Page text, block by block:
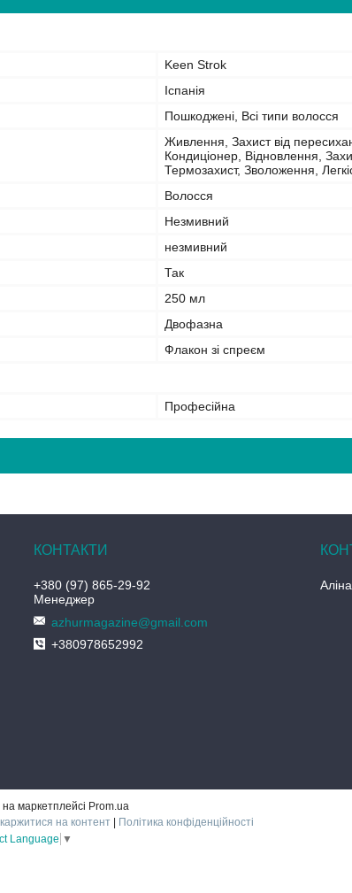
Keen Strok
Іспанія
Пошкоджені, Всі типи волосся
Живлення, Захист від
Кондиціонер, Відновлення,
Термозахист, Зволоження,
Волосся
Незмивний
незмивний
Так
250 мл
Двофазна
Флакон зі спреєм
Професійна
+380 (97) 865-29-92
Менеджер
azhurmagazine@gmail.com
+380978652992
Аліна
маркетплейсі Prom.ua
на контент
Політика конфіденційності
Language ▼